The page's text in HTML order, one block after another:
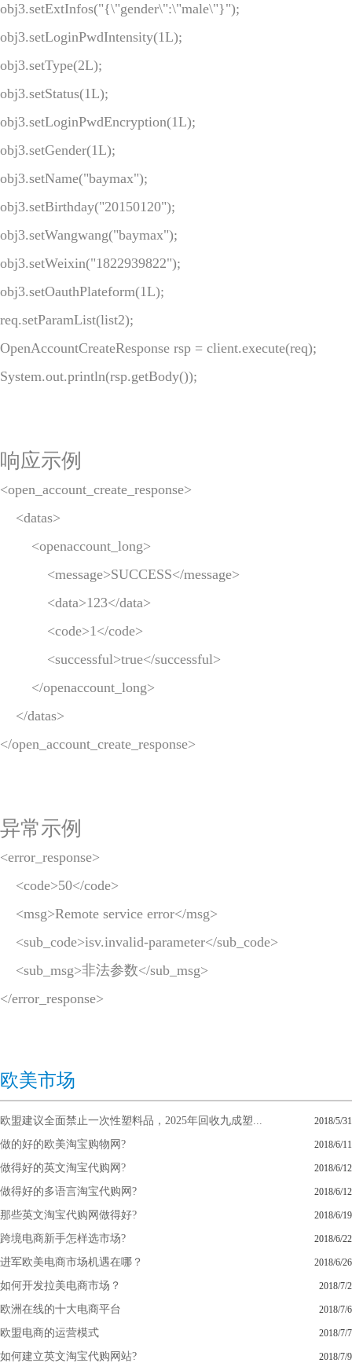
obj3.setExtInfos("{\"gender\":\"male\"}");
obj3.setLoginPwdIntensity(1L);
obj3.setType(2L);
obj3.setStatus(1L);
obj3.setLoginPwdEncryption(1L);
obj3.setGender(1L);
obj3.setName("baymax");
obj3.setBirthday("20150120");
obj3.setWangwang("baymax");
obj3.setWeixin("1822939822");
obj3.setOauthPlateform(1L);
req.setParamList(list2);
OpenAccountCreateResponse rsp = client.execute(req);
System.out.println(rsp.getBody());
响应示例
<open_account_create_response>
    <datas>
        <openaccount_long>
            <message>SUCCESS</message>
            <data>123</data>
            <code>1</code>
            <successful>true</successful>
        </openaccount_long>
    </datas>
</open_account_create_response>
异常示例
<error_response>
    <code>50</code>
    <msg>Remote service error</msg>
    <sub_code>isv.invalid-parameter</sub_code>
    <sub_msg>非法参数</sub_msg>
</error_response>
欧美市场
欧盟建议全面禁止一次性塑料品，2025年回收九成塑... 2018/5/31
做的好的欧美淘宝购物网? 2018/6/11
做得好的英文淘宝代购网? 2018/6/12
做得好的多语言淘宝代购网? 2018/6/12
那些英文淘宝代购网做得好? 2018/6/19
跨境电商新手怎样选市场? 2018/6/22
进军欧美电商市场机遇在哪？ 2018/6/26
如何开发拉美电商市场？ 2018/7/2
欧洲在线的十大电商平台 2018/7/6
欧盟电商的运营模式 2018/7/7
如何建立英文淘宝代购网站? 2018/7/9